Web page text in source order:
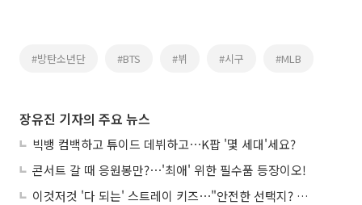
#방탄소년단 #BTS #뷔 #시구 #MLB
장유진 기자의 주요 뉴스
빅뱅 컴백하고 튜이드 데뷔하고⋯K팝 '몇 세대'세요?
콘서트 갈 때 응원봉만?⋯'최애' 위한 필수품 등장이오!
이것저것 '다 되는' 스트레이 키즈⋯"안전한 선택지? 도전이 재밌죠"